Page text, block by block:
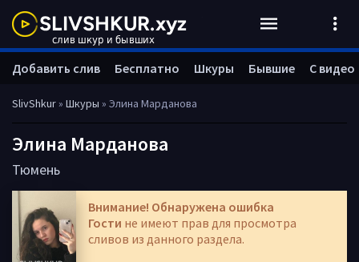
SlivShkur» Шкуры » Элина Марданова
Элина Марданова
Тюмень
Внимание! Обнаружена ошибка
Гости не имеют прав для просмотра
сливов из данного раздела.
Добавить слив Бесплатно Шкуры Бывшие С видео